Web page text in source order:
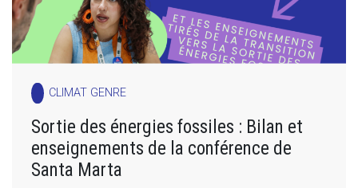
CLIMAT GENRE
Sortie des énergies fossiles : Bilan et
enseignements de la conférence de
Santa Marta